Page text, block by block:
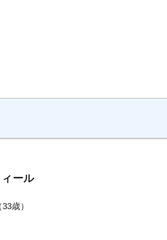
ール
歳）